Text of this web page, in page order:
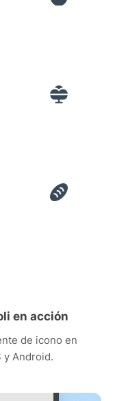
en acción
de icono en
y Android.